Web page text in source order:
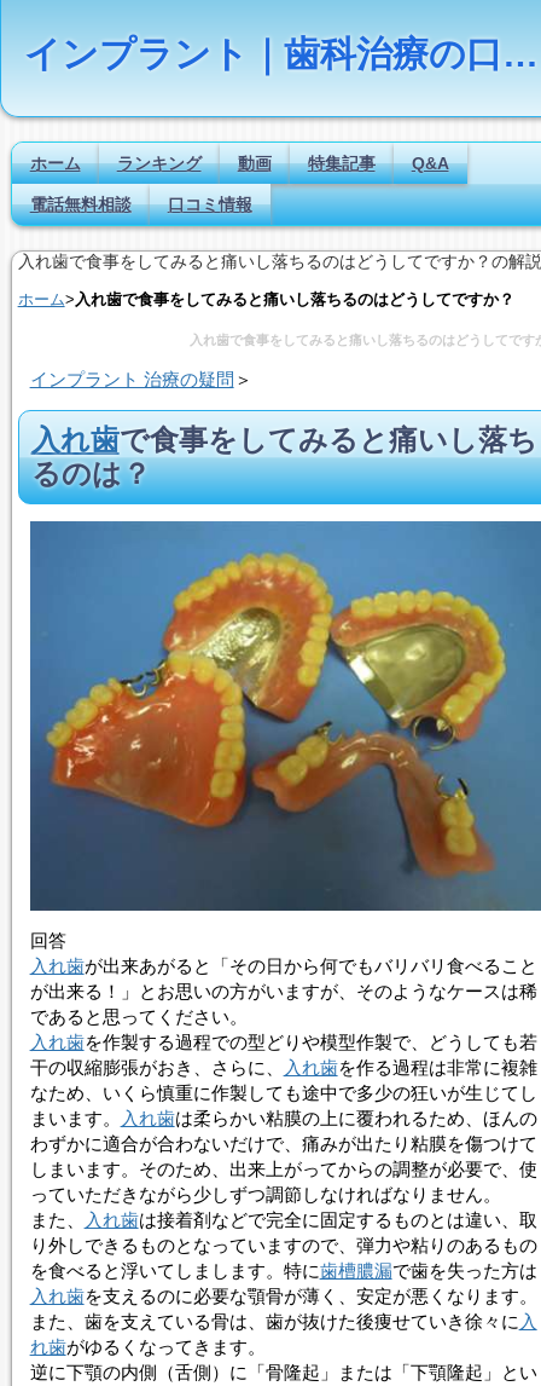
インプラント｜歯科治療の口コミ評判ランキング
ホーム ランキング 動画 特集記事 Q&A
電話無料相談 口コミ情報
入れ歯で食事をしてみると痛いし落ちるのはどうしてですか？の解説
ホーム>入れ歯で食事をしてみると痛いし落ちるのはどうしてですか？
入れ歯で食事をしてみると痛いし落ちるのはどうしてです
インプラント 治療の疑問 ＞
入れ歯で食事をしてみると痛いし落ち
るのは？
回答
入れ歯が出来あがると「その日から何でもバリバリ食べること
が出来る！」とお思いの方がいますが、そのようなケースは稀
であると思ってください。
入れ歯を作製する過程での型どりや模型作製で、どうしても若
干の収縮膨張がおき、さらに、
入れ歯を作る過程は非常に複雑
なため、いくら慎重に作製しても途中で多少の狂いが生じてし
まいます。
入れ歯は柔らかい粘膜の上に覆われるため、ほんの
わずかに適合が合わないだけで、痛みが出たり粘膜を傷つけて
しまいます。そのため、出来上がってからの調整が必要で、使
っていただきながら少しずつ調節しなければなりません。
また、
入れ歯は接着剤などで完全に固定するものとは違い、取
り外しできるものとなっていますので、弾力や粘りのあるもの
を食べると浮いてしまします。特に歯槽膿漏で歯を失った方は
入れ歯を支えるのに必要な顎骨が薄く、安定が悪くなります。
また、歯を支えている骨は、歯が抜けた後痩せていき徐々に 入
れ歯がゆるくなってきます。
逆に下顎の内側（舌側）に「骨隆起」または「下顎隆起」とい